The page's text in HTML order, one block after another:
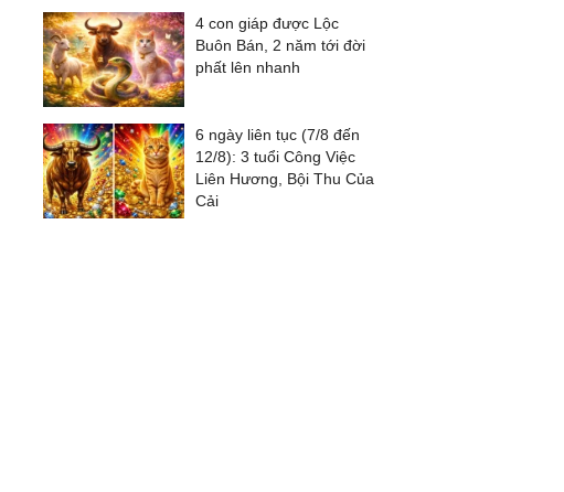
4 con giáp được Lộc
Buôn Bán, 2 năm tới đời
phất lên nhanh
6 ngày liên tục (7/8 đến
12/8): 3 tuổi Công Việc
Liên Hương, Bội Thu Của
Cải